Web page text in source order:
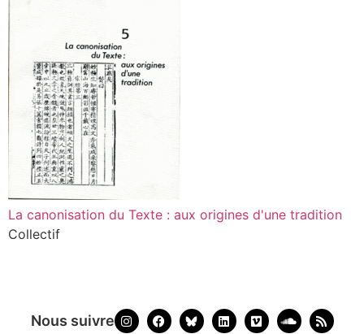
La canonisation du Texte : aux origines d'une tradition
Collectif
Nous suivre